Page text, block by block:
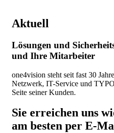
Aktuell
Lösungen und
und Ihre Mitarbeiter
one4vision steht seit fast 30
Netzwerk, IT-Service und
Seite seiner Kunden.
Sie erreichen uns
am besten per E-